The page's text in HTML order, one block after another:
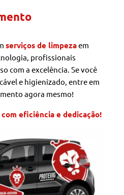
serviços de limpezaem
profissionais
com a excelência. Se você
e higienizado, entre em
agora mesmo!
eficiência e dedicação!